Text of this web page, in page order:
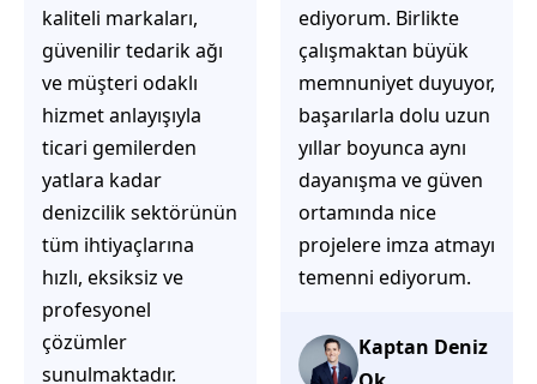
ediyorum. Birlikte
çalışmaktan büyük
memnuniyet duyuyor,
başarılarla dolu uzun
yıllar boyunca aynı
dayanışma ve güven
ortamında nice
projelere imza atmayı
temenni ediyorum.
Kaptan Deniz
doğru çözümler
sunmaya çalışıyorlar.
Müşteri
memnuniyetini ön
planda tutan
yaklaşımları, ilgili
iletişimleri ve
güvenilir hizmet
anlayışları sayesinde
başarılı bir ekip
olduklarını